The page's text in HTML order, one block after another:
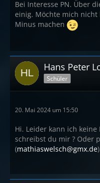
Bei Interesse PN. Über
einig. Möchte mich
Minus machen
Hans Peter
Schüler
20. Mai 2024 um 15:50
Hi. Leider kann ich
schreibst du mir ? Oder
(mathiaswelsch@gmx.de